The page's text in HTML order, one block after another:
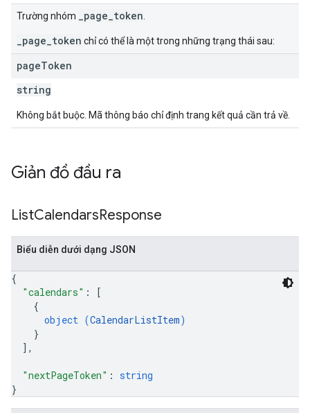
Trường nhóm _page_token
_page_token chỉ có thể là một trong những trạng thái sau:
pageToken
string
Không bắt buộc. Mã thông báo chỉ định trang kết quả cần trả về.
Giản đồ đầu ra
ListCalendarsResponse
Biểu diễn dưới dạng JSON
{
"calendars" :
[
{
object (CalendarListItem)
}
] ,
"nextPageToken" : string
}